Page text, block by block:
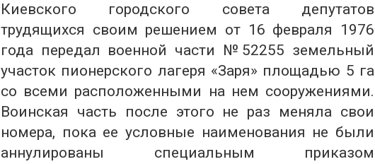
Киевского городского совета депутатов
трудящихся своим решением от 16 февраля 1976
года передал военной части №52255 земельный
участок пионерского лагеря «Заря» площадью 5 га
со всеми расположенными на нем сооружениями.
Воинская часть после этого не раз меняла свои
номера, пока ее условные наименования не были
аннулированы специальным приказом